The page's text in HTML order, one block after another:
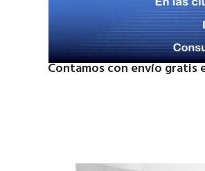
Contamos con envío gratis